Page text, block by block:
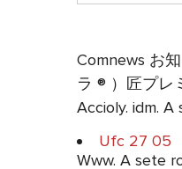
Comnews お
ラ ® ）匠プレ
Accioly. idm.
Ufc 27 05
Www. A sete